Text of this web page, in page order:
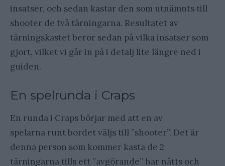
insatser, och sedan kastar den som utnämnts till
shooter de två tärningarna. Resultatet av
tärningskastet beror sedan på vilka insatser som
gjort, vilket vi går in på i detalj lite längre ned i
guiden.
En spelrunda i Craps
En runda i Craps börjar med att en av
spelarna runt bordet väljs till ”shooter”. Det är
denna person som kommer kasta de 2
tärningarna tills ett ”avgörande” har nåtts och